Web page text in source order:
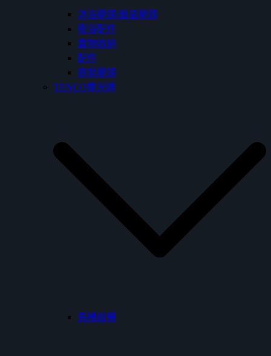
沐浴龍頭/面盆龍頭
衛浴配件
置物收納
配件
廚房龍頭
TENCO電光牌
馬桶設備